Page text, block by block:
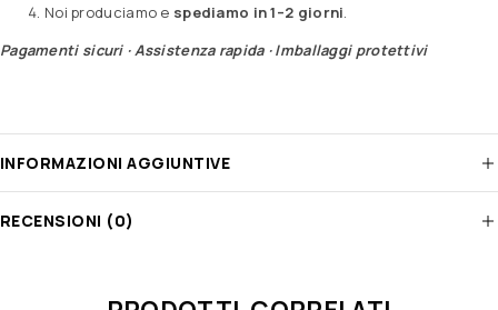
Noi produciamo e spediamo in 1–2 giorni.
Pagamenti sicuri · Assistenza rapida · Imballaggi protettivi
INFORMAZIONI AGGIUNTIVE
RECENSIONI (0)